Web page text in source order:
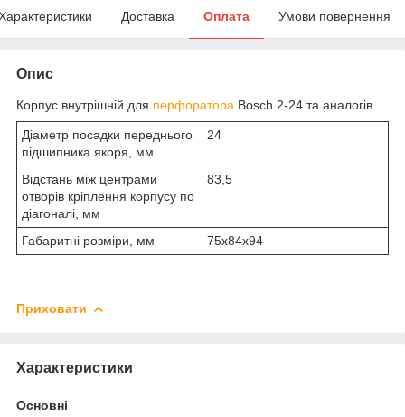
Доставка Оплата Умови повернення
Опис
Корпус внутрішній для перфоратора Bosch 2-24 та аналогів
Діаметр посадки переднього
підшипника якоря, мм
24
Відстань між центрами
отворів кріплення корпусу по
діагоналі, мм
83,5
Габаритні розміри, мм 75х84х94
Приховати
Характеристики
Основні